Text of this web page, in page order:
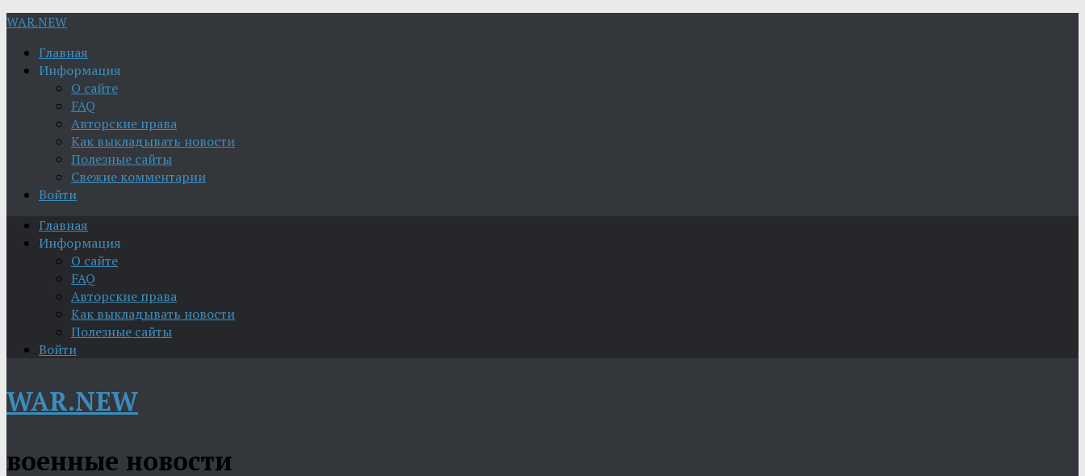
WAR.NEW
Главная
Информация
О сайте
FAQ
Авторские права
Как выкладывать новости
Полезные сайты
Свежие комментарии
Войти
Главная
Информация
О сайте
FAQ
Авторские права
Как выкладывать новости
Полезные сайты
Войти
WAR.NEW
военные новости